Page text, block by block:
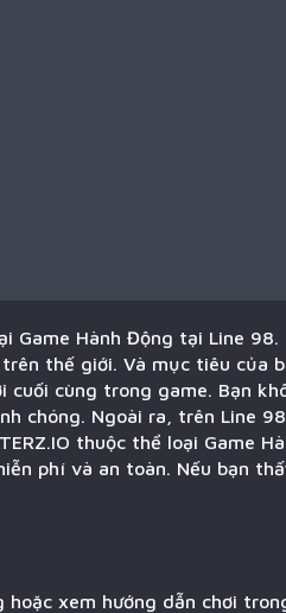
Game Hành Động tại Line 98.
thế giới. Và mục tiêu của
cuối cùng trong game. Bạn
chóng. Ngoài ra, trên Line
thuộc thể loại Game
phí và an toàn. Nếu bạn
hoặc xem hướng dẫn chơi